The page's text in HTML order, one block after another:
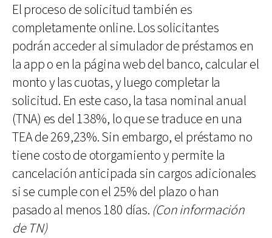
El proceso de solicitud también es
completamente online. Los solicitantes
podrán acceder al simulador de préstamos en
la app o en la página web del banco, calcular el
monto y las cuotas, y luego completar la
solicitud. En este caso, la tasa nominal anual
(TNA) es del 138%, lo que se traduce en una
TEA de 269,23%. Sin embargo, el préstamo no
tiene costo de otorgamiento y permite la
cancelación anticipada sin cargos adicionales
si se cumple con el 25% del plazo o han
pasado al menos 180 días. (Con información
de TN)